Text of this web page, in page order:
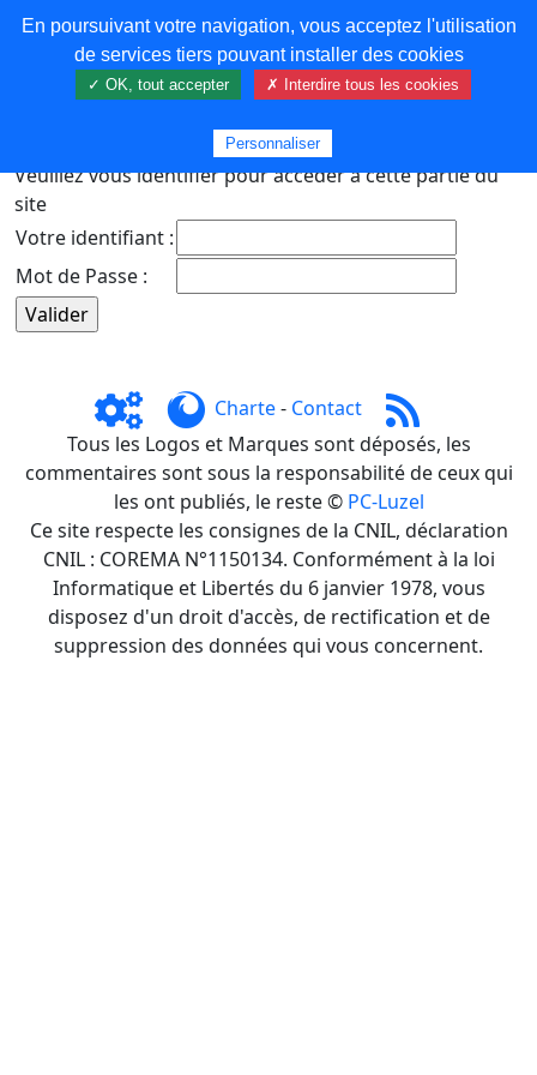
COREMA
Veuillez vous identifier pour accéder à cette partie du
site
Votre identifiant :
Mot de Passe :
Charte- Contact
Tous les Logos et Marques sont déposés, les
commentaires sont sous la responsabilité de ceux qui
les ont publiés, le reste © PC-Luzel
Ce site respecte les consignes de la CNIL, déclaration
CNIL : COREMA N°1150134. Conformément à la loi
Informatique et Libertés du 6 janvier 1978, vous
disposez d'un droit d'accès, de rectification et de
suppression des données qui vous concernent.
En poursuivant votre navigation, vous acceptez l'utilisation
de services tiers pouvant installer des cookies
✓ OK, tout accepter ✗ Interdire tous les cookies
Personnaliser